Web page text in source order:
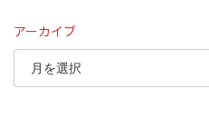
アーカイブ